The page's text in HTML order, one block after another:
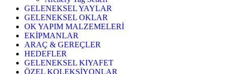
GELENEKSEL YAYLAR
GELENEKSEL OKLAR
OK YAPIM MALZEMELERİ
EKİPMANLAR
ARAÇ & GEREÇLER
HEDEFLER
GELENEKSEL KIYAFET
ÖZEL KOLEKSİYONLAR